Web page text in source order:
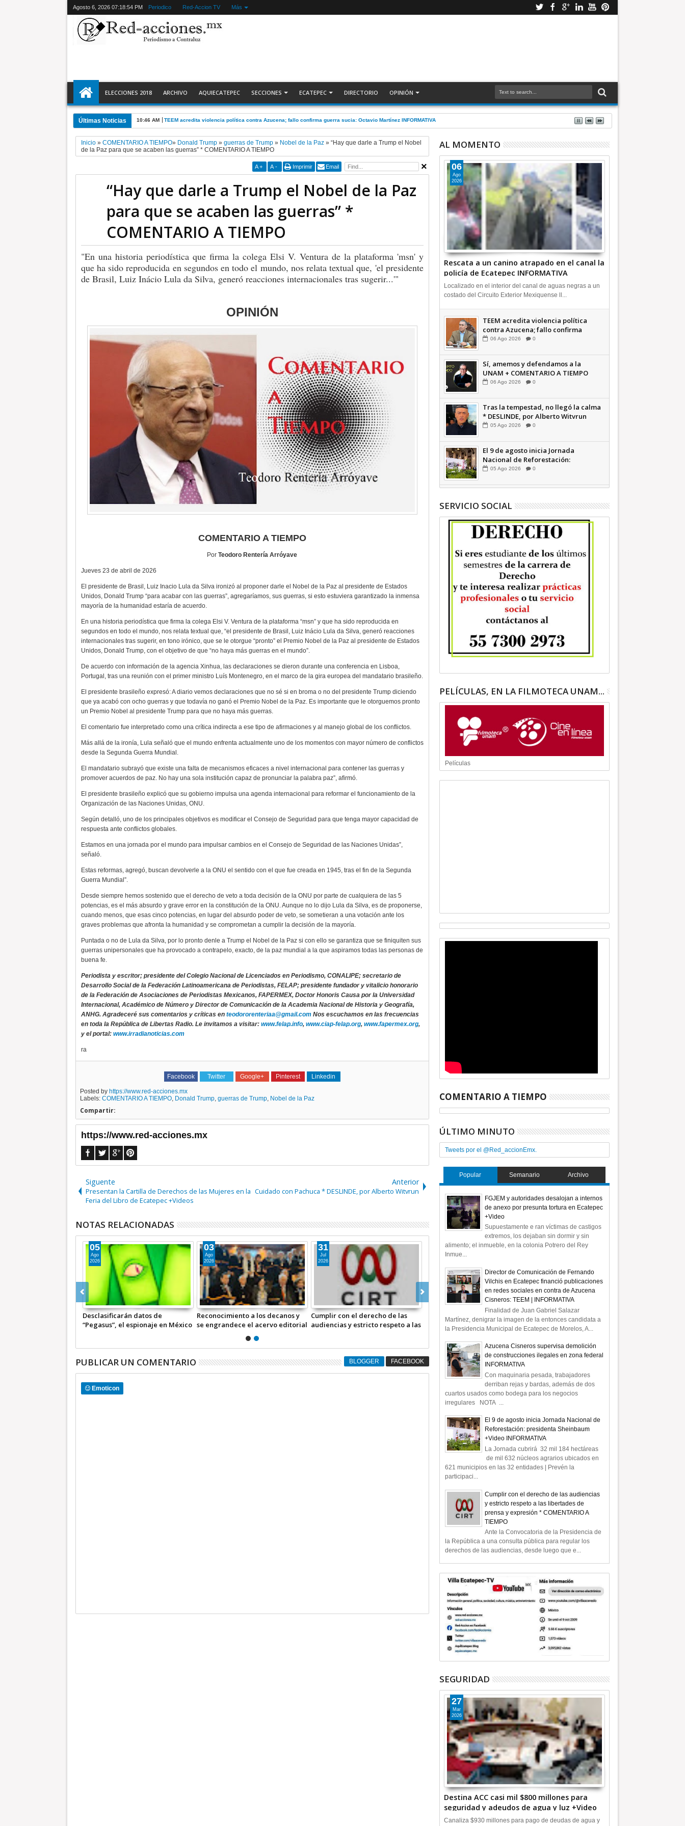
Agosto 6, 2026 07:18:55 PM Periodico Red-Accion TV Más
ELECCIONES 2018 ARCHIVO AQUIECATEPEC SECCIONES ECATEPEC DIRECTORIO OPINIÓN
Últimas Noticias 10:46 AM TEEM acredita violencia política contra Azucena; fallo confirma guerra sucia: Octavio Martínez INFORMATIVA
Inicio» COMENTARIO A TIEMPO​» Donald Trump» guerras de Trump» Nobel de la Paz» “Hay que darle a Trump el Nobel
de la Paz para que se acaben las guerras” * COMENTARIO A TIEMPO
A + A - Imprimir Email
“Hay que darle a Trump el Nobel de la Paz
para que se acaben las guerras” *
COMENTARIO A TIEMPO
"En una historia periodística que firma la colega Elsi V. Ventura de la plataforma 'msn' y
que ha sido reproducida en segundos en todo el mundo, nos relata textual que, 'el presidente
de Brasil, Luiz Inácio Lula da Silva, generó reacciones internacionales tras sugerir...'"
OPINIÓN
COMENTARIO A TIEMPO
PorTeodoro Rentería Arróyave
Jueves 23 de abril de 2026
El presidente de Brasil, Luiz Inacio Lula da Silva ironizó al proponer darle el Nobel de la Paz al presidente de Estados
Unidos, Donald Trump “para acabar con las guerras”, agregaríamos, sus guerras, si esto estuviera garantizado la inmensa
mayoría de la humanidad estaría de acuerdo.
En una historia periodística que firma la colega Elsi V. Ventura de la plataforma “msn” y que ha sido reproducida en
segundos en todo el mundo, nos relata textual que, “el presidente de Brasil, Luiz Inácio Lula da Silva, generó reacciones
internacionales tras sugerir, en tono irónico, que se le otorgue “pronto” el Premio Nobel de la Paz al presidente de Estados
Unidos, Donald Trump, con el objetivo de que “no haya más guerras en el mundo”.
De acuerdo con información de la agencia Xinhua, las declaraciones se dieron durante una conferencia en Lisboa,
Portugal, tras una reunión con el primer ministro Luís Montenegro, en el marco de la gira europea del mandatario brasileño.
El presidente brasileño expresó: A diario vemos declaraciones que no sé si en broma o no del presidente Trump diciendo
que ya acabó con ocho guerras y que todavía no ganó el Premio Nobel de la Paz. Es importante que le otorguemos pronto
un Premio Nobel al presidente Trump para que no haya más guerras.
El comentario fue interpretado como una crítica indirecta a ese tipo de afirmaciones y al manejo global de los conflictos.
Más allá de la ironía, Lula señaló que el mundo enfrenta actualmente uno de los momentos con mayor número de conflictos
desde la Segunda Guerra Mundial.
El mandatario subrayó que existe una falta de mecanismos eficaces a nivel internacional para contener las guerras y
promover acuerdos de paz. No hay una sola institución capaz de pronunciar la palabra paz”, afirmó.
El presidente brasileño explicó que su gobierno impulsa una agenda internacional para reformar el funcionamiento de la
Organización de las Naciones Unidas, ONU.
Según detalló, uno de los principales objetivos es modificar el Consejo de Seguridad para que tenga mayor capacidad de
respuesta ante conflictos globales.
Estamos en una jornada por el mundo para impulsar cambios en el Consejo de Seguridad de las Naciones Unidas”,
señaló.
Estas reformas, agregó, buscan devolverle a la ONU el sentido con el que fue creada en 1945, tras el fin de la Segunda
Guerra Mundial”.
Desde siempre hemos sostenido que el derecho de veto a toda decisión de la ONU por parte de cualquiera de las 5
potencias, es el más absurdo y grave error en la constitución de la ONU. Aunque no lo dijo Lula da Silva, es de proponerse,
cuando menos, que esas cinco potencias, en lugar del absurdo poder de veto, se sometieran a una votación ante los
graves problemas que afronta la humanidad y se comprometan a cumplir la decisión de la mayoría.
Puntada o no de Lula da Silva, por lo pronto denle a Trump el Nobel de la Paz si con ello se garantiza que se finiquiten sus
guerras unipersonales que ha provocado a contrapelo, exacto, de la paz mundial a la que aspiramos todas las personas de
buena fe.
Periodista y escritor; presidente del Colegio Nacional de Licenciados en Periodismo, CONALIPE; secretario de
Desarrollo Social de la Federación Latinoamericana de Periodistas, FELAP; presidente fundador y vitalicio honorario
de la Federación de Asociaciones de Periodistas Mexicanos, FAPERMEX, Doctor Honoris Causa por la Universidad
Internacional, Académico de Número y Director de Comunicación de la Academia Nacional de Historia y Geografía,
ANHG. Agradeceré sus comentarios y críticas en teodororenteriaa@gmail.comNos escuchamos en las frecuencias
en toda la República de Libertas Radio. Le invitamos a visitar: www.felap.info, www.ciap-felap.org, www.fapermex.org,
y el portal: www.irradianoticias.com
ra
Facebook Twitter Google+ Pinterest Linkedin
Posted by https://www.red-acciones.mx
Labels: COMENTARIO A TIEMPO​, Donald Trump, guerras de Trump, Nobel de la Paz
Compartir:
https://www.red-acciones.mx
Siguente
Presentan la Cartilla de Derechos de las Mujeres en la
Feria del Libro de Ecatepec +Videos
Anterior
Cuidado con Pachuca * DESLINDE, por Alberto Witvrun
NOTAS RELACIONADAS
No engancharse, el tiempo verbal
de moda * COMENTARIO A
04
Ago
2026
Sí, amemos y defendamos a la
UNAM + COMENTARIO A TIEMPO
06
Ago
2026
Desclasificarán datos de
“Pegasus”, el espionaje en México
05
Ago
2026
Reconocimiento a los decanos y
se engrandece el acervo editorial
de la ANHG * COMENTARIO A
TIEMPO
Cumplir con el derecho de las
audiencias y estricto respeto a las
libertades de prensa y expresión
* COMENTARIO A TIEMPO
31
PUBLICAR UN COMENTARIO BLOGGER FACEBOOK
Emoticon
AL MOMENTO
Rescata a un canino atrapado en el canal la
policía de Ecatepec INFORMATIVA
06
Ago
2026
Localizado en el interior del canal de aguas negras a un
costado del Circuito Exterior Mexiquense ll...
TEEM acredita violencia política
contra Azucena; fallo confirma
guerra sucia: Octavio Martínez
06 Ago 2026 0
Sí, amemos y defendamos a la
UNAM + COMENTARIO A TIEMPO
06 Ago 2026 0
Tras la tempestad, no llegó la calma
* DESLINDE, por Alberto Witvrun
OPINIÓN
05 Ago 2026 0
El 9 de agosto inicia Jornada
Nacional de Reforestación:
presidenta Sheinbaum +Video
05 Ago 2026 0
SERVICIO SOCIAL
PELÍCULAS, EN LA FILMOTECA UNAM...
Películas
COMENTARIO A TIEMPO
ÚLTIMO MINUTO
Tweets por el @Red_accionEmx.
Popular Semanario Archivo
FGJEM y autoridades desalojan a internos
de anexo por presunta tortura en Ecatepec
+Video
Supuestamente e ran víctimas de castigos
extremos, los dejaban sin dormir y sin
alimento; el inmueble, en la colonia Potrero del Rey
Inmue...
Director de Comunicación de Fernando
Vilchis en Ecatepec financió publicaciones
en redes sociales en contra de Azucena
Cisneros: TEEM | INFORMATIVA
Finalidad de Juan Gabriel Salazar
Martínez, denigrar la imagen de la entonces candidata a
la Presidencia Municipal de Ecatepec de Morelos, A...
Azucena Cisneros supervisa demolición
de construcciones ilegales en zona federal
INFORMATIVA
Con maquinaria pesada, trabajadores
derriban rejas y bardas, además de dos
cuartos usados como bodega para los negocios
irregulares NOTA ...
El 9 de agosto inicia Jornada Nacional de
Reforestación: presidenta Sheinbaum
+Video INFORMATIVA
La Jornada cubrirá 32 mil 184 hectáreas
de mil 632 núcleos agrarios ubicados en
621 municipios en las 32 entidades | Prevén la
participaci...
Cumplir con el derecho de las audiencias
y estricto respeto a las libertades de
prensa y expresión * COMENTARIO A
TIEMPO
Ante la Convocatoria de la Presidencia de
la República a una consulta pública para regular los
derechos de las audiencias, desde luego que e...
SEGURIDAD
Destina ACC casi mil $800 millones para
seguridad y adeudos de agua y luz +Video
27
Mar
2026
Canaliza $930 millones para pago de deudas de agua y